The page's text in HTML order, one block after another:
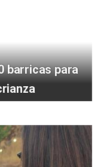
barricas para